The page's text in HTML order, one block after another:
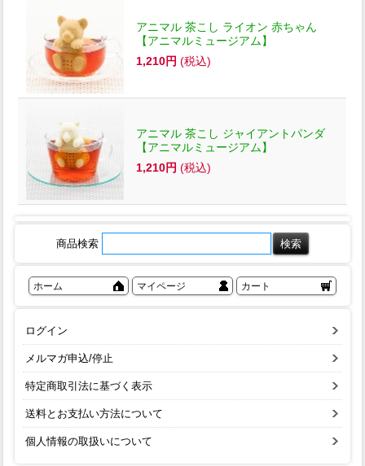
アニマル 茶こし ライオン 赤ちゃん
【アニマルミュージアム】
1,210円 (税込)
アニマル 茶こし ジャイアントパンダ
【アニマルミュージアム】
1,210円 (税込)
商品検索
ホーム マイページ カート
ログイン
メルマガ申込/停止
特定商取引法に基づく表示
送料とお支払い方法について
個人情報の取扱いについて